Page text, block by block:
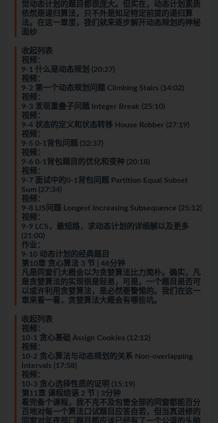
觉动态计划的题目都很庞大。但实在，动态计划素质
依然是递归算法，只不外是知足特定前提的递归算
法。在这一章里，我们就来逐步解开动态规划的神秘
面纱
收起列表
视频：
9-1 什么是动态规划 (20:27)
视频：
9-2 第一个动态规划问题 Climbing Stairs (14:02)
视频：
9-3 发现重叠子问题 Integer Break (25:10)
视频：
9-4 状态的定义和状态转移 House Robber (27:19)
视频：
9-5 0-1背包问题 (32:37)
视频：
9-6 0-1背包题目的优化和变种 (20:18)
视频：
9-7 面试中的0-1背包问题 Partition Equal Subset
Sum (27:34)
视频：
9-8 LIS问题 Longest Increasing Subsequence (25:12)
视频：
9-9 LCS，最短路，求动态计划的详细解以及更多
(21:00)
作业：
9-10 动态计划的经典题目
第10章 贪心算法 3 节 | 46分钟
凡是同窗们大概会以为贪婪算法比力简朴。确实，凡
是贪婪算法的实现很是轻易，可是，一个题目是否可
以或许利用贪婪算法，是必然要警惕的。我们在这一
章来看一看，贪婪算法大概会有哪些坑。
收起列表
视频：
10-1 贪心基础 Assign Cookies (12:12)
视频：
10-2 贪心算法与动态规划的关系 Non-overlapping
Intervals (17:58)
视频：
10-3 贪心选择性质的证明 (15:19)
第11章 课程结语 2 节 | 3分钟
看完备个课程，我不克不及包管全部的同窗都能百分
百地对每一个算法口试题目应答自若，但当真进修的
同窗对年夜部门题目都应该已经有了一个公道的头脑